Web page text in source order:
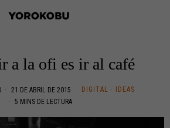
a la ofi es ir al café
21 DE ABRIL DE 2015 DIGITAL ·
IDEAS
5 MINS DE LECTURA